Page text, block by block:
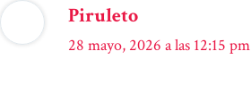
Piruleto
28 mayo, 2026 a las 12:15 pm